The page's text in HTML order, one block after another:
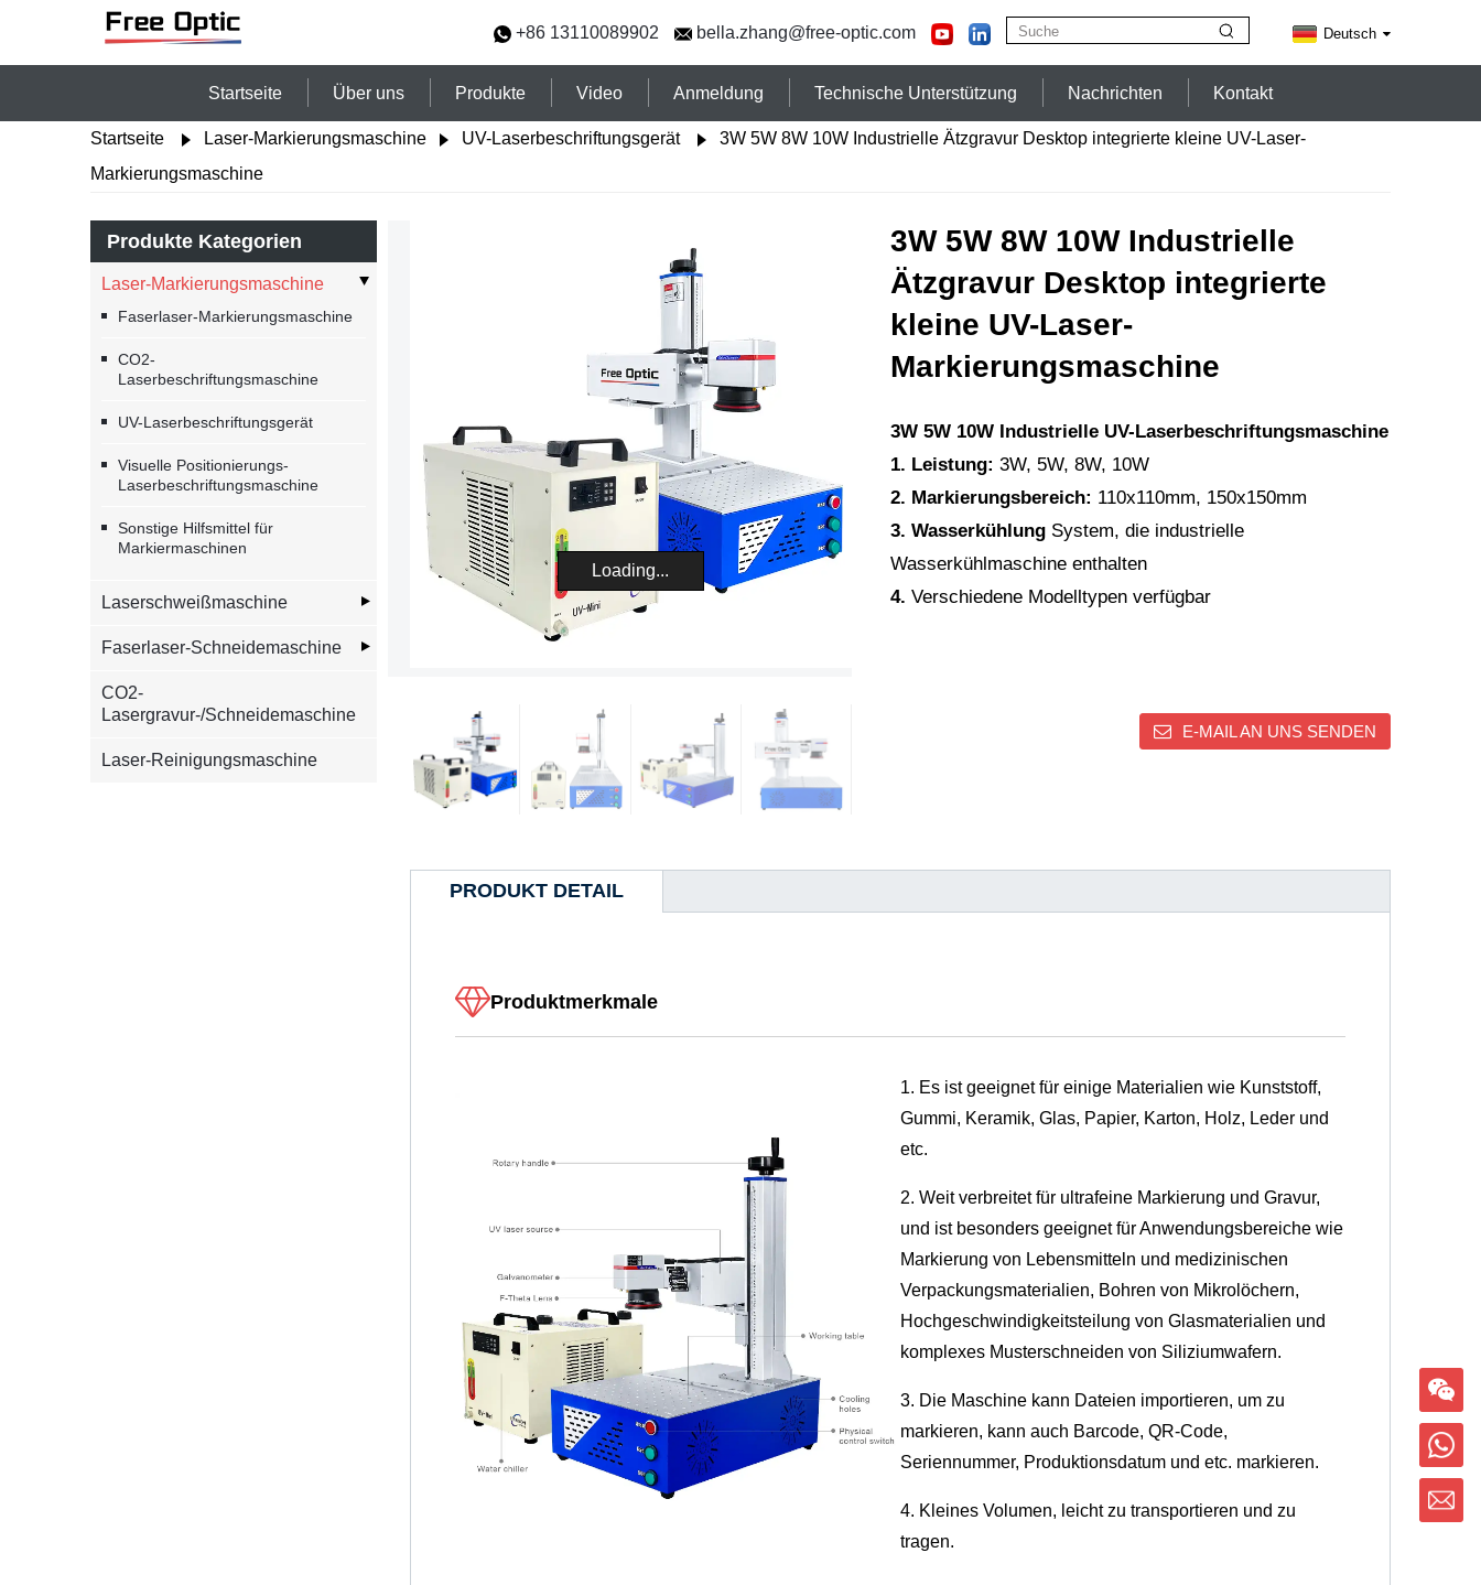
+86 13110089902 bella.zhang@free-optic.com Deutsch
Startseite Über uns Produkte Video Anmeldung Technische Unterstützung Nachrichten Kontakt
Startseite Laser-Markierungsmaschine UV-Laserbeschriftungsgerät
3W 5W 8W 10W Industrielle Ätzgravur Desktop integrierte kleine UV-Laser-
Markierungsmaschine
Produkte Kategorien
Laser-Markierungsmaschine
Faserlaser-Markierungsmaschine
CO2-
Laserbeschriftungsmaschine
UV-Laserbeschriftungsgerät
Visuelle Positionierungs-
Laserbeschriftungsmaschine
Sonstige Hilfsmittel für
Markiermaschinen
Laserschweißmaschine
Faserlaser-Schneidemaschine
CO2-
Lasergravur-/Schneidemaschine
Laser-Reinigungsmaschine
Loading...
3W 5W 8W 10W Industrielle
Ätzgravur Desktop integrierte
kleine UV-Laser-
Markierungsmaschine
3W 5W 10W Industrielle UV-Laserbeschriftungsmaschine
1. Leistung: 3W, 5W, 8W, 10W
2. Markierungsbereich: 110x110mm, 150x150mm
3. Wasserkühlung System, die industrielle
Wasserkühlmaschine enthalten
4. Verschiedene Modelltypen verfügbar
E-MAIL AN UNS SENDEN
PRODUKT DETAIL
Produktmerkmale
1. Es ist geeignet für einige Materialien wie Kunststoff,
Gummi, Keramik, Glas, Papier, Karton, Holz, Leder und
etc.
2. Weit verbreitet für ultrafeine Markierung und Gravur,
und ist besonders geeignet für Anwendungsbereiche wie
Markierung von Lebensmitteln und medizinischen
Verpackungsmaterialien, Bohren von Mikrolöchern,
Hochgeschwindigkeitsteilung von Glasmaterialien und
komplexes Musterschneiden von Siliziumwafern.
3. Die Maschine kann Dateien importieren, um zu
markieren, kann auch Barcode, QR-Code,
Seriennummer, Produktionsdatum und etc. markieren.
4. Kleines Volumen, leicht zu transportieren und zu
tragen.